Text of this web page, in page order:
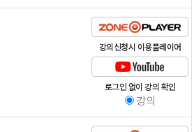
강의신청시 이용플레이어
로그인 없이 강의 확인
강의